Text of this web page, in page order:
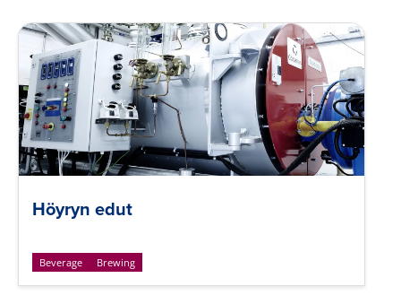
Höyryn edut
Beverage Brewing